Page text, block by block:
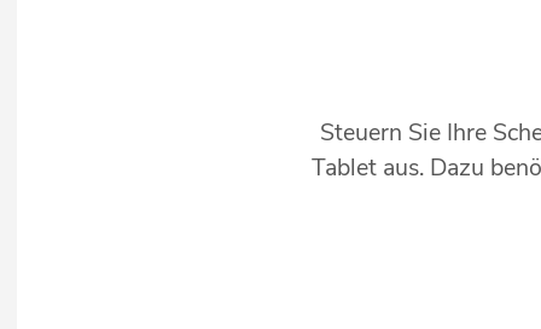
Steuern Sie Ihre
Tablet aus. Dazu